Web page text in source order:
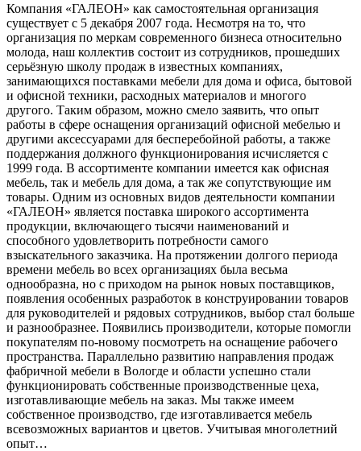
Компания «ГАЛЕОН» как самостоятельная организация
существует с 5 декабря 2007 года. Несмотря на то, что
организация по меркам современного бизнеса относительно
молода, наш коллектив состоит из сотрудников, прошедших
серьёзную школу продаж в известных компаниях,
занимающихся поставками мебели для дома и офиса, бытовой
и офисной техники, расходных материалов и многого
другого. Таким образом, можно смело заявить, что опыт
работы в сфере оснащения организаций офисной мебелью и
другими аксессуарами для бесперебойной работы, а также
поддержания должного функционирования исчисляется с
1999 года. В ассортименте компании имеется как офисная
мебель, так и мебель для дома, а так же сопутствующие им
товары. Одним из основных видов деятельности компании
«ГАЛЕОН» является поставка широкого ассортимента
продукции, включающего тысячи наименований и
способного удовлетворить потребности самого
взыскательного заказчика. На протяжении долгого периода
времени мебель во всех организациях была весьма
однообразна, но с приходом на рынок новых поставщиков,
появления особенных разработок в конструировании товаров
для руководителей и рядовых сотрудников, выбор стал больше
и разнообразнее. Появились производители, которые помогли
покупателям по-новому посмотреть на оснащение рабочего
пространства. Параллельно развитию направления продаж
фабричной мебели в Вологде и области успешно стали
функционировать собственные производственные цеха,
изготавливающие мебель на заказ. Мы также имеем
собственное производство, где изготавливается мебель
всевозможных вариантов и цветов. Учитывая многолетний
опыт…